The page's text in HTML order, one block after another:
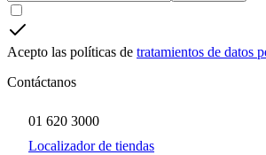
Acepto las políticas de tratamientos de datos
Contáctanos
01 620 3000
Localizador de tiendas